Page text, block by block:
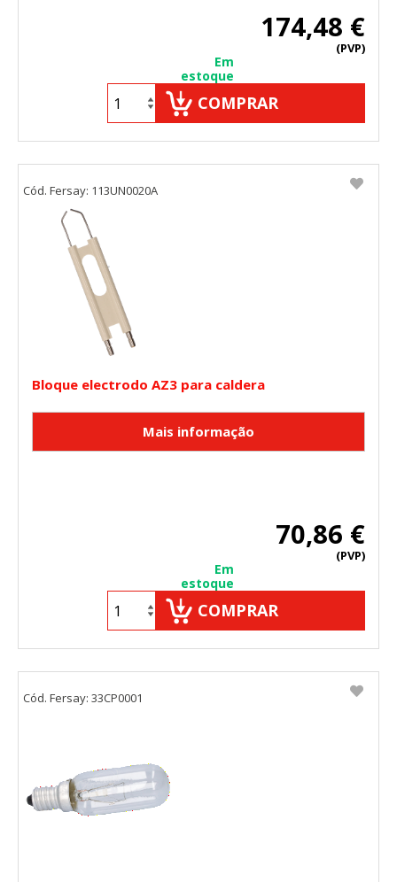
174,48 €
(PVP)
Em
estoque
COMPRAR
Bloque electrodo AZ3 para caldera
70,86 €
(PVP)
Em
estoque
COMPRAR
Cód. Fersay: 113UN0020A
Cód. Fersay: 33CP0001